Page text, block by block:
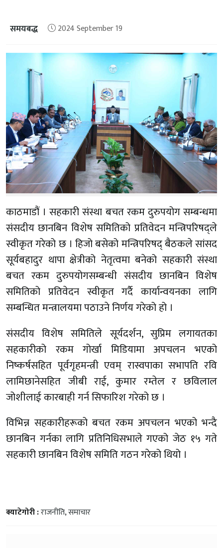
समयबद्ध 2024 September 19
काठमाडौं । सहकारी संस्था बचत रकम दुरुपयोग सम्बन्धमा
संसदीय छानबिन विशेष समितिको प्रतिवेदन मन्त्रिपरिषद्ले
स्वीकृत गरेको छ । हिजो बसेको मन्त्रिपरिषद् बैठकले सांसद
सूर्यबहादुर थापा क्षेत्रीको नेतृत्वमा बनेको सहकारी संस्था
बचत रकम दुरुपयोगसम्बन्धी संसदीय छानबिन विशेष
समितिको प्रतिवेदन स्वीकृत गर्दै कार्यान्वयनका लागि
सम्बन्धित मन्त्रालयमा पठाउने निर्णय गरेको हो ।
संसदीय विशेष समितिले सूर्यदर्शन, सुप्रिम लगायतका
सहकारीको रकम गोर्खा मिडियामा अपचलन भएको
निष्कर्षसहित पूर्वगृहमन्त्री एवम् रास्वपाका सभापति रवि
लामिछानेसहित जीबी राई, कुमार रम्तेल र छविलाल
जोशीलाई कारबाही गर्न सिफारिश गरेको छ ।
विभिन्न सहकारीहरूको बचत रकम अपचलन भएको भन्दै
छानबिन गर्नका लागि प्रतिनिधिसभाले गएको जेठ १५ गते
सहकारी छानबिन विशेष समिति गठन गरेको थियो ।
क्याटेगोरी :राजनीति,समाचार